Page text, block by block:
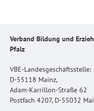
Verband Bildung und
Pfalz
VBE-Landesgeschäftsstelle:
D-55118 Mainz,
Adam-Karrillon-Straße 62
Postfach 4207, D-55032